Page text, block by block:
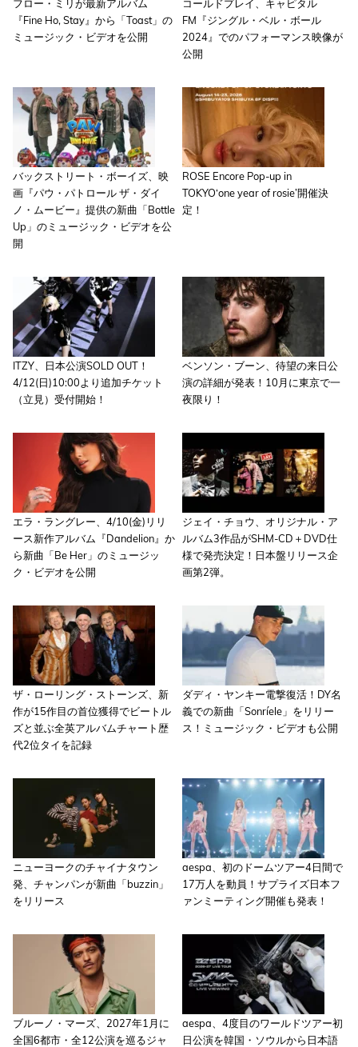
フロー・ミリが最新アルバム
『Fine Ho, Stay』から「Toast」の
ミュージック・ビデオを公開
コールドプレイ、キャピタル
FM『ジングル・ベル・ボール
2024』でのパフォーマンス映像が
公開
バックストリート・ボーイズ、映
画『パウ・パトロール ザ・ダイ
ノ・ムービー』提供の新曲「Bottle
Up」のミュージック・ビデオを公
開
ROSE Encore Pop-up in
TOKYO‘one year of rosie’開催決
定！
ITZY、日本公演SOLD OUT！
4/12(日)10:00より追加チケット
（立見）受付開始！
ベンソン・ブーン、待望の来日公
演の詳細が発表！10月に東京で一
夜限り！
エラ・ラングレー、4/10(金)リリ
ース新作アルバム『Dandelion』か
ら新曲「Be Her」のミュージッ
ク・ビデオを公開
ジェイ・チョウ、オリジナル・ア
ルバム3作品がSHM-CD＋DVD仕
様で発売決定！日本盤リリース企
画第2弾。
ザ・ローリング・ストーンズ、新
作が15作目の首位獲得でビートル
ズと並ぶ全英アルバムチャート歴
代2位タイを記録
ダディ・ヤンキー電撃復活！DY名
義での新曲「Sonríele」をリリー
ス！ミュージック・ビデオも公開
ニューヨークのチャイナタウン
発、チャンパンが新曲「buzzin」
をリリース
aespa、初のドームツアー4日間で
17万人を動員！サプライズ日本フ
ァンミーティング開催も発表！
ブルーノ・マーズ、2027年1月に
全国6都市・全12公演を巡るジャ
aespa、4度目のワールドツアー初
日公演を韓国・ソウルから日本語